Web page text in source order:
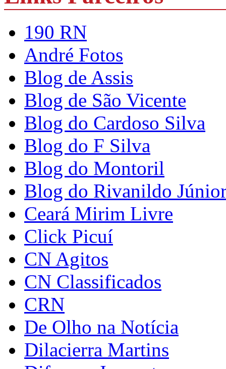
190 RN
André Fotos
Blog de Assis
Blog de São Vicente
Blog do Cardoso Silva
Blog do F Silva
Blog do Montoril
Blog do Rivanildo
Ceará Mirim Livre
Click Picuí
CN Agitos
CN Classificados
CRN
De Olho na Notícia
Dilacierra Martins